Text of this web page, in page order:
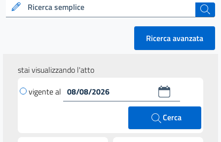
Ricerca semplice cerca
Ricerca avanzata
stai visualizzando l'atto
vigente al
Cerca